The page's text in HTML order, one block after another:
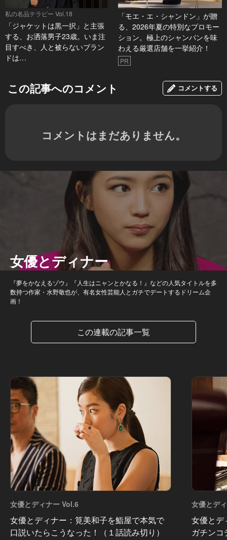
私の名品テラピー Vol.18
「ジャケットは黒一択」と主張
する、お洒落男子23歳。いま注
目すべき、人と被らないブラン
ドは…
「モエ・エ・シャンドン」が贈
る、2026年夏の特別なプロモー
ション。極上のシャンパンを味
わえる厳選店舗を一挙紹介！
PR
この記事へのコメント コメントする
コメントはまだありません。
女優とディナー
『夢をかなえるゾウ』『人生はニャンとかなる！』などの人気タイトルを多
数持つ作家・水野敬也が、有名女性芸能人とガチでデートするドリーム企
画！
この連載の記事一覧
女優とディナー Vol.6
女優とディナー：筧美和子を鮨屋で本気で
口説いたらこうなった！（１話読み切り）
女優とデ
女優とデ
ガチン